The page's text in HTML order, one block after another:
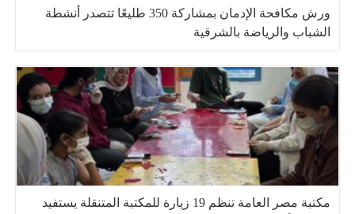
ورش مكافحة الإدمان بمشاركة 350 طليعًا تتصدر أنشطة
الشباب والرياضة بالشرقية
مكتبة مصر العامة تنظم 19 زيارة للمكتبة المتنقلة يستفيد